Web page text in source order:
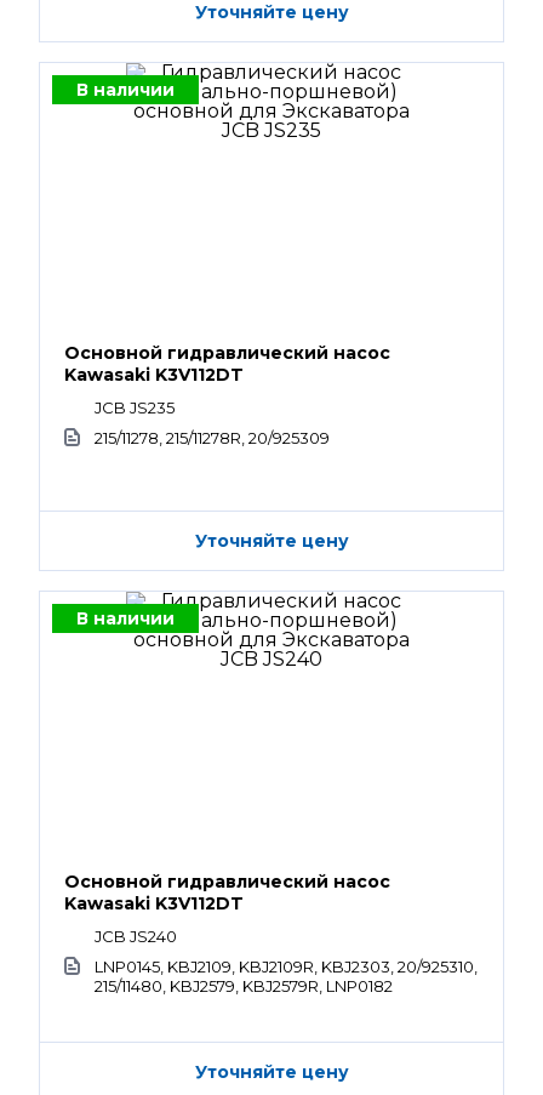
Уточняйте цену
В наличии
Основной гидравлический насос
Kawasaki K3V112DT
JCB JS235
215/11278, 215/11278R, 20/925309
Уточняйте цену
В наличии
Основной гидравлический насос
Kawasaki K3V112DT
JCB JS240
LNP0145, KBJ2109, KBJ2109R, KBJ2303, 20/925310,
215/11480, KBJ2579, KBJ2579R, LNP0182
Уточняйте цену